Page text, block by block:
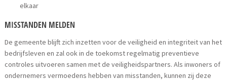
elkaar
MISSTANDEN MELDEN
De gemeente blijft zich inzetten voor de veiligheid en integriteit van het
bedrijfsleven en zal ook in de toekomst regelmatig preventieve
controles uitvoeren samen met de veiligheidspartners. Als inwoners of
ondernemers vermoedens hebben van misstanden, kunnen zij deze